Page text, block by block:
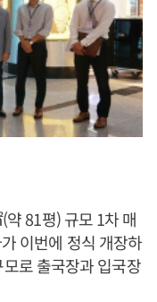
81평) 규모 1차 매
이번에 정식 개장하
로 출국장과 입국장